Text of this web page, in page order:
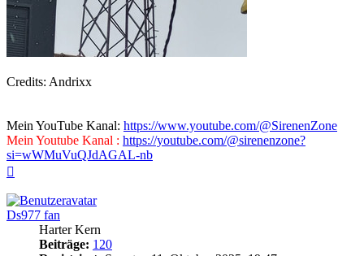
Credits: Andrixx
Mein YouTube Kanal: https://www.youtube.com/@SirenenZone
Mein Youtube Kanal : https://youtube.com/@sirenenzone?
si=wWMuVuQJdAGAL-nb
Ds977 fan
Harter Kern
Beiträge: 120